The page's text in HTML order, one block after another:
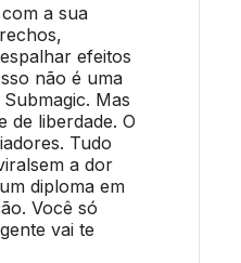
a sua
efeitos
não é uma
Mas
de liberdade. O
Tudo
a dor
diploma em
Você só
vai te